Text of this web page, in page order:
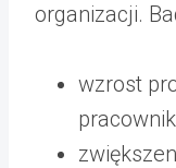
organizacji.
wzrost